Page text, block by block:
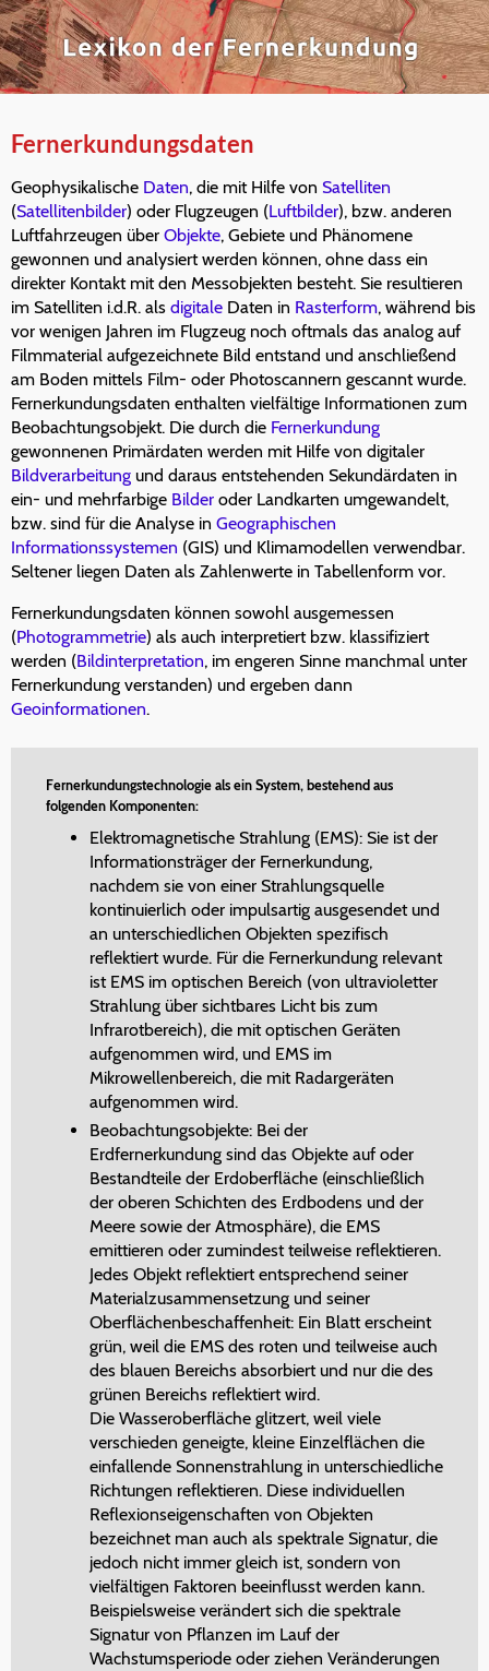
Fernerkundungsdaten
Geophysikalische Daten, die mit Hilfe von Satelliten
(Satellitenbilder) oder Flugzeugen (Luftbilder), bzw. anderen
Luftfahrzeugen über Objekte, Gebiete und Phänomene
gewonnen und analysiert werden können, ohne dass ein
direkter Kontakt mit den Messobjekten besteht. Sie resultieren
im Satelliten i.d.R. als digitale Daten in Rasterform, während bis
vor wenigen Jahren im Flugzeug noch oftmals das analog auf
Filmmaterial aufgezeichnete Bild entstand und anschließend
am Boden mittels Film- oder Photoscannern gescannt wurde.
Fernerkundungsdaten enthalten vielfältige Informationen zum
Beobachtungsobjekt. Die durch die Fernerkundung
gewonnenen Primärdaten werden mit Hilfe von digitaler
Bildverarbeitung und daraus entstehenden Sekundärdaten in
ein- und mehrfarbige Bilder oder Landkarten umgewandelt,
bzw. sind für die Analyse in Geographischen
Informationssystemen (GIS) und Klimamodellen verwendbar.
Seltener liegen Daten als Zahlenwerte in Tabellenform vor.
Fernerkundungsdaten können sowohl ausgemessen
(Photogrammetrie) als auch interpretiert bzw. klassifiziert
werden (Bildinterpretation, im engeren Sinne manchmal unter
Fernerkundung verstanden) und ergeben dann
Geoinformationen.
Fernerkundungstechnologie als ein System, bestehend aus
folgenden Komponenten:
Elektromagnetische Strahlung (EMS): Sie ist der
Informationsträger der Fernerkundung,
nachdem sie von einer Strahlungsquelle
kontinuierlich oder impulsartig ausgesendet und
an unterschiedlichen Objekten spezifisch
reflektiert wurde. Für die Fernerkundung relevant
ist EMS im optischen Bereich (von ultravioletter
Strahlung über sichtbares Licht bis zum
Infrarotbereich), die mit optischen Geräten
aufgenommen wird, und EMS im
Mikrowellenbereich, die mit Radargeräten
aufgenommen wird.
Beobachtungsobjekte: Bei der
Erdfernerkundung sind das Objekte auf oder
Bestandteile der Erdoberfläche (einschließlich
der oberen Schichten des Erdbodens und der
Meere sowie der Atmosphäre), die EMS
emittieren oder zumindest teilweise reflektieren.
Jedes Objekt reflektiert entsprechend seiner
Materialzusammensetzung und seiner
Oberflächenbeschaffenheit: Ein Blatt erscheint
grün, weil die EMS des roten und teilweise auch
des blauen Bereichs absorbiert und nur die des
grünen Bereichs reflektiert wird.
Die Wasseroberfläche glitzert, weil viele
verschieden geneigte, kleine Einzelflächen die
einfallende Sonnenstrahlung in unterschiedliche
Richtungen reflektieren. Diese individuellen
Reflexionseigenschaften von Objekten
bezeichnet man auch als spektrale Signatur, die
jedoch nicht immer gleich ist, sondern von
vielfältigen Faktoren beeinflusst werden kann.
Beispielsweise verändert sich die spektrale
Signatur von Pflanzen im Lauf der
Wachstumsperiode oder ziehen Veränderungen